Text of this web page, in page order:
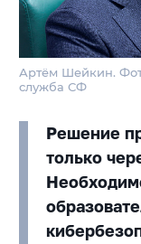
Артём Шейкин.
служба СФ
Решение
только